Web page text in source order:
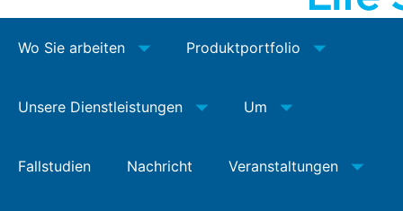
Wo Sie arbeiten Produktportfolio
Unsere Dienstleistungen Um
Fallstudien Nachricht Veranstaltungen